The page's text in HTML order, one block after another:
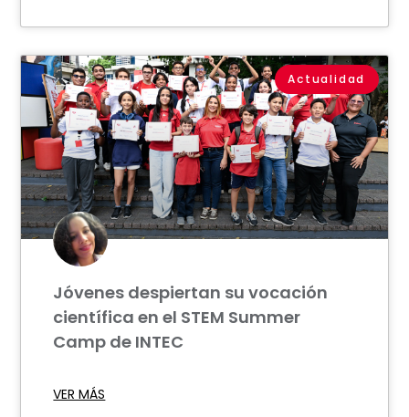
Actualidad
Jóvenes despiertan su vocación
científica en el STEM Summer
Camp de INTEC
VER MÁS